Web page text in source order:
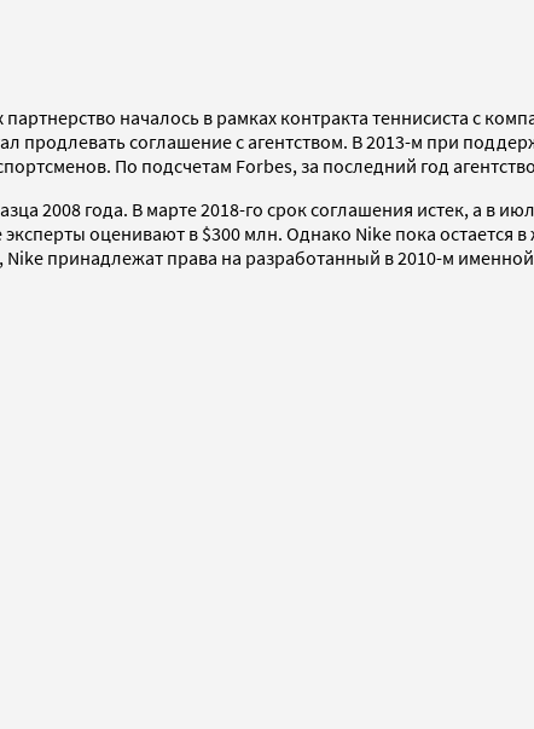
началось в рамках контракта теннисиста с
продлевать соглашение с агентством. В 2013-м при
По подсчетам Forbes, за последний год
2008 года. В марте 2018-го срок соглашения истек, а
оценивают в $300 млн. Однако Nike пока
принадлежат права на разработанный в 2010-м